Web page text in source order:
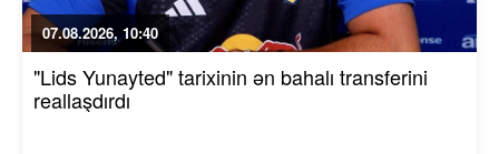
07.08.2026, 10:40
"Lids Yunayted" tarixinin ən bahalı transferini
reallaşdırdı